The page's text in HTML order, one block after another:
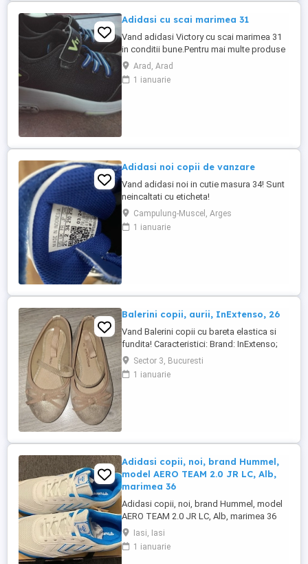
Adidasi cu scai marimea 31
Vand adidasi Victory cu scai marimea 31
in conditii bune.Pentru mai multe produse
vizualizati si celelalte anunturi.Am si haine
la lot.
Arad, Arad
1 ianuarie
Adidasi noi copii de vanzare
Vand adidasi noi in cutie masura 34! Sunt
neincaltati cu eticheta!
Campulung-Muscel, Arges
1 ianuarie
Balerini copii, aurii, InExtenso, 26
Vand Balerini copii cu bareta elastica si
fundita! Caracteristici: Brand: InExtenso;
Culoare: Auriu cu sclipici; Marime: 26;
Material: Imitatie de piele; Pentru: Fete.
Sector 3, Bucuresti
1 ianuarie
Adidasi copii, noi, brand Hummel,
model AERO TEAM 2.0 JR LC, Alb,
marimea 36
Adidasi copii, noi, brand Hummel, model
AERO TEAM 2.0 JR LC, Alb, marimea 36
Iasi, Iasi
1 ianuarie